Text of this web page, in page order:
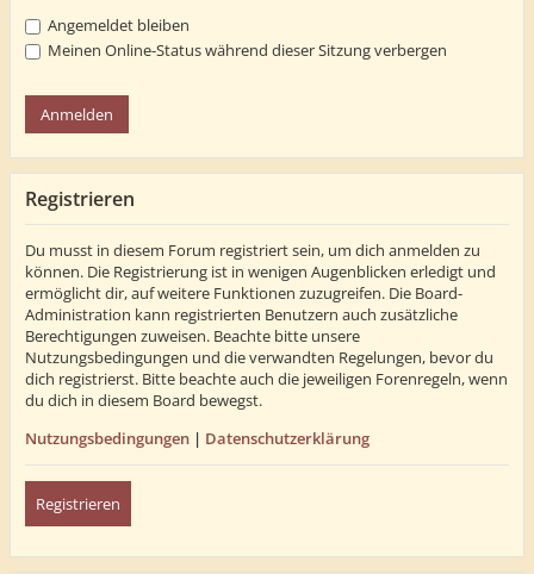
Angemeldet bleiben
Meinen Online-Status während dieser Sitzung verbergen
Registrieren
Du musst in diesem Forum registriert sein, um dich anmelden zu
können. Die Registrierung ist in wenigen Augenblicken erledigt und
ermöglicht dir, auf weitere Funktionen zuzugreifen. Die Board-
Administration kann registrierten Benutzern auch zusätzliche
Berechtigungen zuweisen. Beachte bitte unsere
Nutzungsbedingungen und die verwandten Regelungen, bevor du
dich registrierst. Bitte beachte auch die jeweiligen Forenregeln, wenn
du dich in diesem Board bewegst.
Nutzungsbedingungen | Datenschutzerklärung
Registrieren